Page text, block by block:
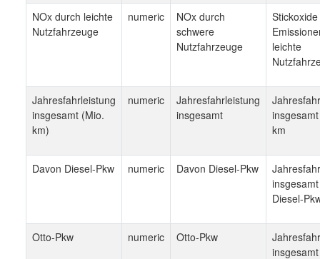
NOx durch leichte
Nutzfahrzeuge
numeric
NOx durch
schwere
Nutzfahrzeuge
leichte
Jahresfahrleistung
insgesamt (Mio.
km)
numeric
Jahresfahrleistung
insgesamt
km
Davon Diesel-Pkw numeric Davon Diesel-Pkw
Diesel-
Otto-Pkw numeric Otto-Pkw